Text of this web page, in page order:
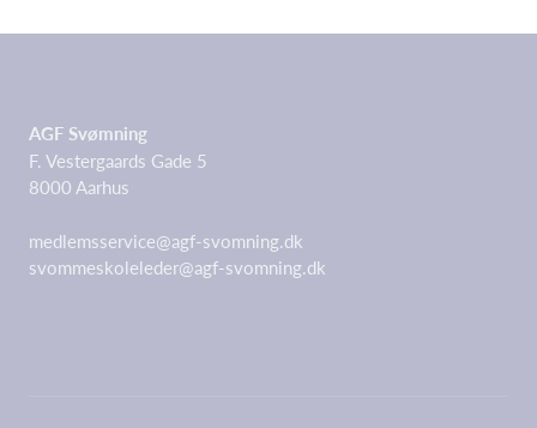
AGF Svømning
F. Vestergaards Gade 5
8000 Aarhus
medlemsservice@agf-svomning.dk
svommeskoleleder@agf-svomning.dk